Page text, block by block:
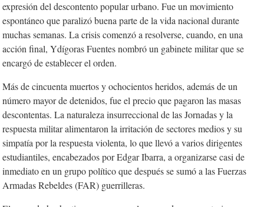
expresión del descontento popular urbano. Fue un movimiento
espontáneo que paralizó buena parte de la vida nacional durante
muchas semanas. La crisis comenzó a resolverse, cuando, en una
acción final, Ydígoras Fuentes nombró un gabinete militar que se
encargó de establecer el orden.
Más de cincuenta muertos y ochocientos heridos, además de un
número mayor de detenidos, fue el precio que pagaron las masas
descontentas. La naturaleza insurreccional de las Jornadas y la
respuesta militar alimentaron la irritación de sectores medios y su
simpatía por la respuesta violenta, lo que llevó a varios dirigentes
estudiantiles, encabezados por Edgar Ibarra, a organizarse casi de
inmediato en un grupo político que después se sumó a las Fuerzas
Armadas Rebeldes (FAR) guerrilleras.